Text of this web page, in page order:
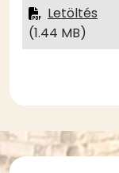
Letöltés
(1.44 MB)